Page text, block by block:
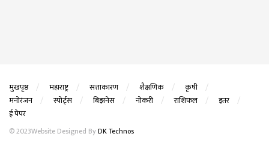
मुखपृष्ठ महाराष्ट्र सत्ताकारण शैक्षणिक
कृषी
मनोरंजन
स्पोर्ट्स बिझनेस नोकरी राशिफल
इतर
ई पेपर
© 2023Website Designed ByDK Technos